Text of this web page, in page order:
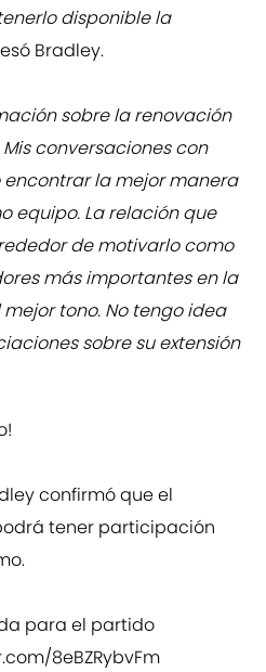
disponible la
Bradley.
sobre la renovación
conversaciones con
encontrar la mejor manera
equipo. La relación que
de motivarlo como
más importantes en la
tono. No tengo idea
sobre su extensión
confirmó que el
tener participación
para el partido
8eBZRybvFm